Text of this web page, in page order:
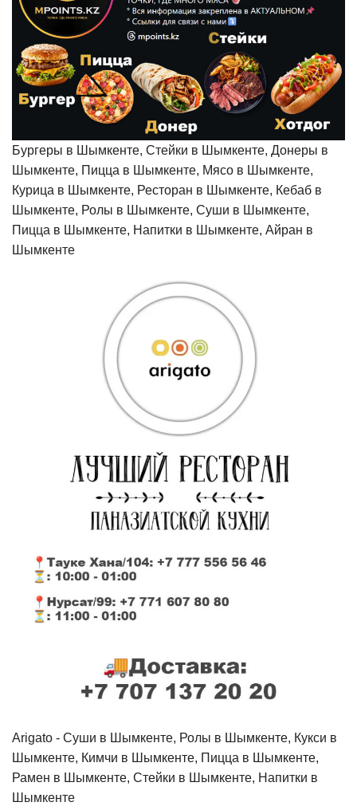
Бургеры в Шымкенте, Стейки в Шымкенте, Донеры в
Шымкенте, Пицца в Шымкенте, Мясо в Шымкенте,
Курица в Шымкенте, Ресторан в Шымкенте, Кебаб в
Шымкенте, Ролы в Шымкенте, Суши в Шымкенте,
Пицца в Шымкенте, Напитки в Шымкенте, Айран в
Шымкенте
Arigato - Cуши в Шымкенте, Ролы в Шымкенте, Кукси в
Шымкенте, Кимчи в Шымкенте, Пицца в Шымкенте,
Рамен в Шымкенте, Стейки в Шымкенте, Напитки в
Шымкенте